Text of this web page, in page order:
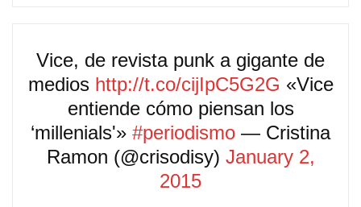
Vice, de revista punk a gigante de
medios http://t.co/cijIpC5G2G «Vice
entiende cómo piensan los
‘millenials'» #periodismo — Cristina
Ramon (@crisodisy) January 2,
2015